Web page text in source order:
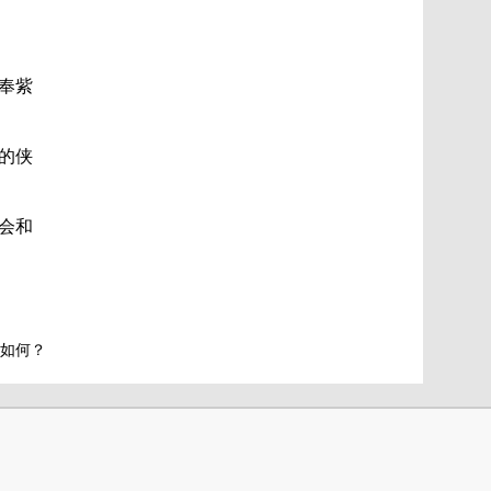
紫
侠
和
何？